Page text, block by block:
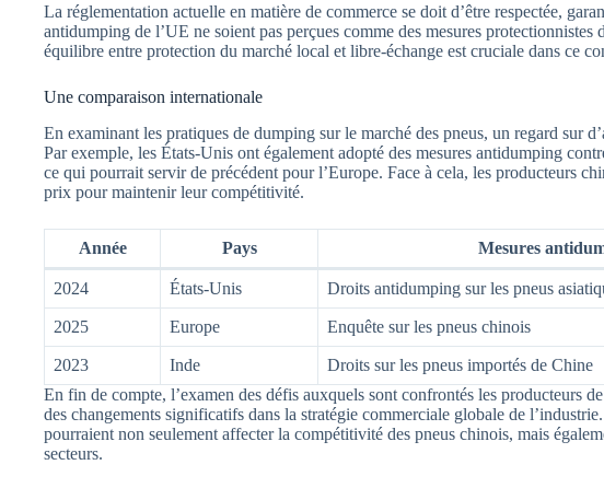
La réglementation actuelle en matière de commerce se doit d’être respectée,
antidumping de l’UE ne soient pas perçues comme des mesures protectionnistes
équilibre entre protection du marché local et libre-échange est cruciale dans ce
Une comparaison internationale
En examinant les pratiques de dumping sur le marché des pneus, un regard sur
Par exemple, les États-Unis ont également adopté des mesures antidumping
ce qui pourrait servir de précédent pour l’Europe. Face à cela, les producteurs
prix pour maintenir leur compétitivité.
Année Pays Mesures
2024 États-Unis Droits antidumping sur les pneus
2025 Europe Enquête sur les pneus chinois
2023 Inde
Droits sur les pneus importés de Chine
En fin de compte, l’examen des défis auxquels sont confrontés les producteurs
des changements significatifs dans la stratégie commerciale globale de
pourraient non seulement affecter la compétitivité des pneus chinois, mais
secteurs.